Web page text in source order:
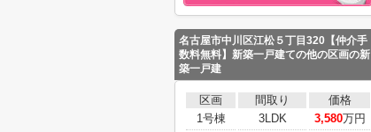
名古屋市中川区江松５丁目320【仲介手
数料無料】新築一戸建ての他の区画の新
築一戸建
区画 間取り
価格
1号棟
3LDK 3,580万円